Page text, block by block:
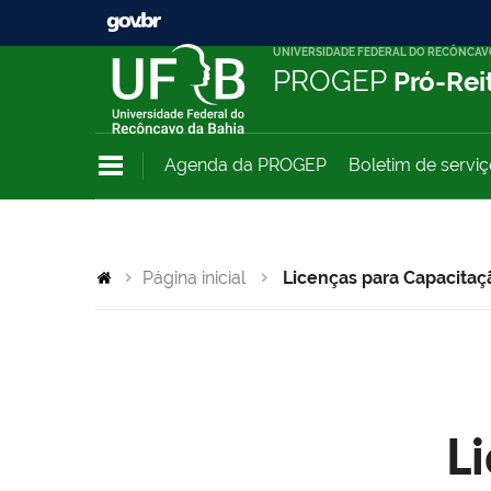
UNIVERSIDADE FEDERAL DO
PROGEP Pró-
Agenda da PROGEP Boletim de
Página inicial Licenças para